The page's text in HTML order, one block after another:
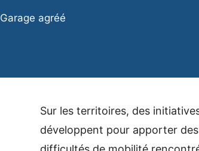
Garage agréé
Sur les territoires, des
développent pour apporter